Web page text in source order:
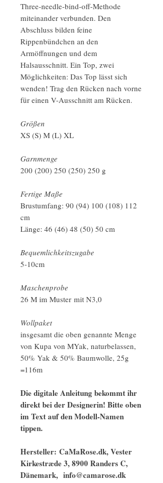
Three-needle-bind-off-Methode
miteinander verbunden. Den
Abschluss bilden feine
Rippenbündchen an den
Armöffnungen und dem
Halsausschnitt. Ein Top, zwei
Möglichkeiten: Das Top lässt sich
wenden! Trag den Rücken nach vorne
für einen V-Ausschnitt am Rücken.
Größen
XS (S) M (L) XL
Garnmenge
200 (200) 250 (250) 250 g
Fertige Maße
Brustumfang: 90 (94) 100 (108) 112
cm
Länge: 46 (46) 48 (50) 50 cm
Bequemlichkeitszugabe
5-10cm
Maschenprobe
26 M im Muster mit N3,0
Wollpaket
insgesamt die oben genannte Menge
von Kupa von MYak, naturbelassen,
50% Yak & 50% Baumwolle, 25g
=116m
Die digitale Anleitung bekommt ihr
direkt bei der Designerin! Bitte oben
im Text auf den Modell-Namen
tippen.
Hersteller: CaMaRose.dk, Vester
Kirkestræde 3, 8900 Randers C,
Dänemark, info@camarose.dk